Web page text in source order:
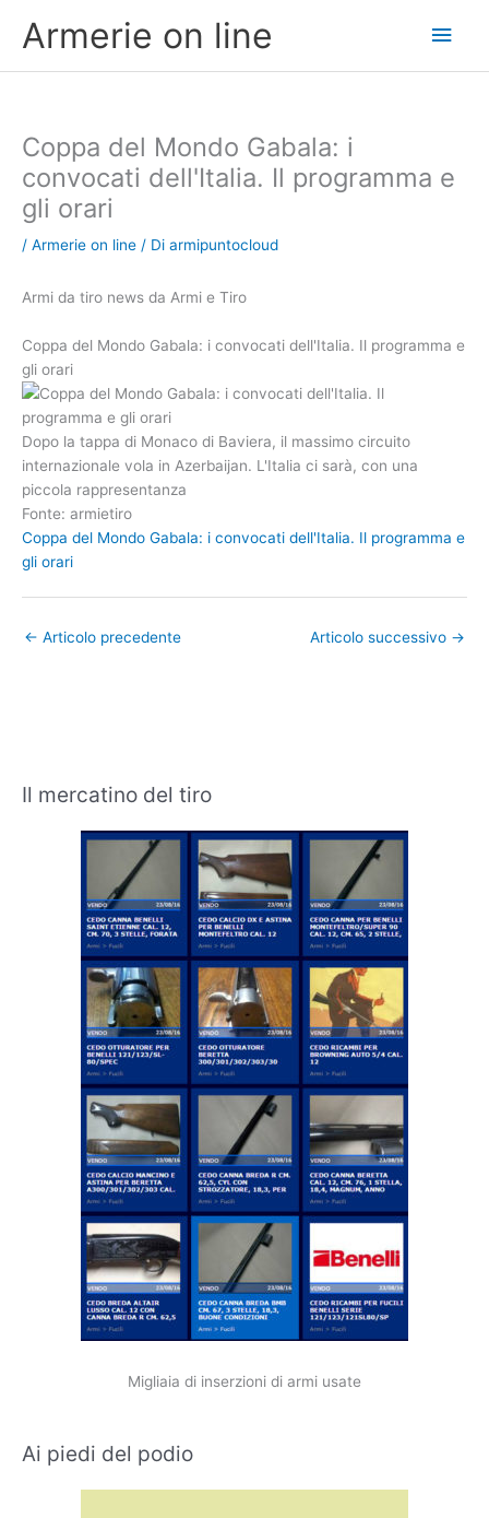
Armerie on line
Coppa del Mondo Gabala: i
convocati dell'Italia. Il programma e
gli orari
/ Armerie on line / Di armipuntocloud
Armi da tiro news da Armi e Tiro
Coppa del Mondo Gabala: i convocati dell'Italia. Il programma e
gli orari
Dopo la tappa di Monaco di Baviera, il massimo circuito
internazionale vola in Azerbaijan. L'Italia ci sarà, con una
piccola rappresentanza
Fonte: armietiro
Coppa del Mondo Gabala: i convocati dell'Italia. Il programma e
gli orari
← Articolo precedente Articolo successivo →
Il mercatino del tiro
Migliaia di inserzioni di armi usate
Ai piedi del podio